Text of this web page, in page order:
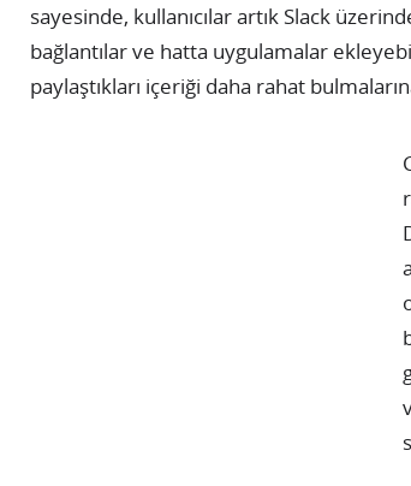
sayesinde, kullanıcılar artık Slack
bağlantılar ve hatta uygulamalar
paylaştıkları içeriği daha rahat